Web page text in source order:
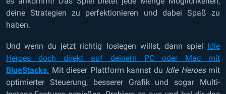
deine Strategien zu perfektionieren und dabei Spaß zu
haben.
Und wenn du jetzt richtig loslegen willst, dann spiel Idle
Heroes doch direkt auf deinem PC oder Mac mit
BlueStacks. Mit dieser Plattform kannst du Idle Heroesmit
optimierter Steuerung, besserer Grafik und sogar Multi-